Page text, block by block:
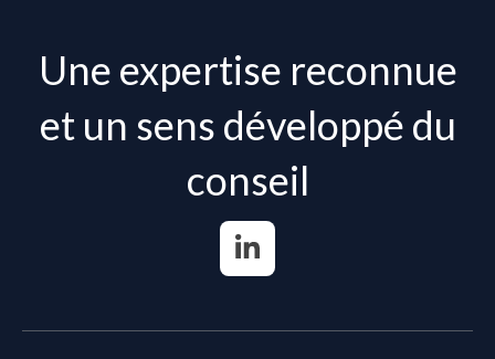
Une expertise reconnue
et un sens développé du
conseil